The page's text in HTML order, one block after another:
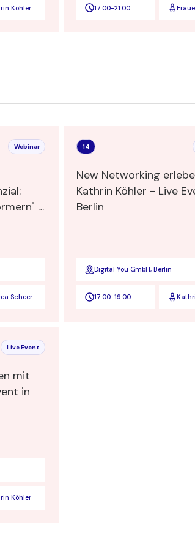
Köhler 17:00-21:00
Webinar
-
Scheer
14
New Networking
Kathrin Köhler - Live
Berlin
Digital You GmbH, Berlin
17:00-19:00
Live Event
mit
in
Köhler